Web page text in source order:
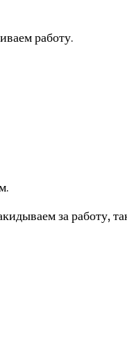
работу.
за работу,